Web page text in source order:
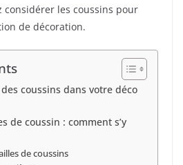
considérer les coussins pour
de décoration.
coussins dans votre déco
de coussin : comment s’y
de coussins